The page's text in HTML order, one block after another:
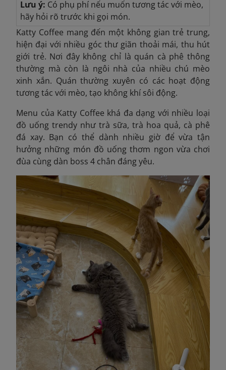
Lưu ý: Có phụ phí nếu muốn tương tác với mèo,
hãy hỏi rõ trước khi gọi món.
Katty Coffee mang đến một không gian trẻ trung,
hiện đại với nhiều góc thư giãn thoải mái, thu hút
giới trẻ. Nơi đây không chỉ là quán cà phê thông
thường mà còn là ngôi nhà của nhiều chú mèo
xinh xắn. Quán thường xuyên có các hoạt động
tương tác với mèo, tạo không khí sôi động.
Menu của Katty Coffee khá đa dạng với nhiều loại
đồ uống trendy như trà sữa, trà hoa quả, cà phê
đá xay. Bạn có thể dành nhiều giờ để vừa tận
hưởng những món đồ uống thơm ngon vừa chơi
đùa cùng dàn boss 4 chân đáng yêu.